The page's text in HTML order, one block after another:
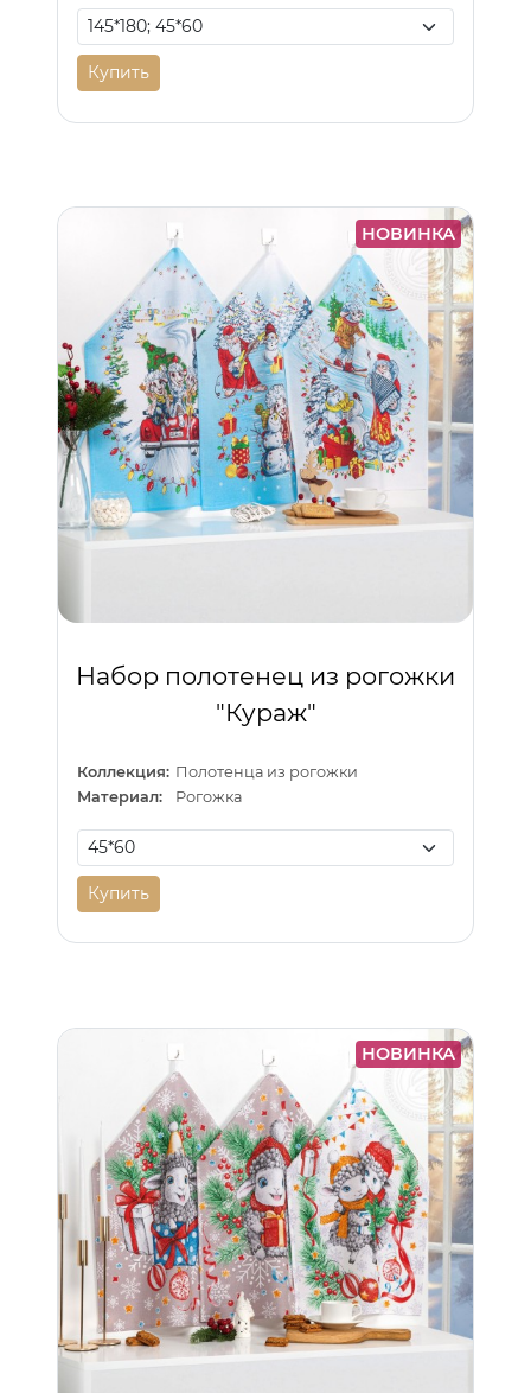
Купить
НОВИНКА
Набор полотенец из рогожки
"Кураж"
Коллекция: Полотенца из рогожки
Материал:
Рогожка
Купить
НОВИНКА